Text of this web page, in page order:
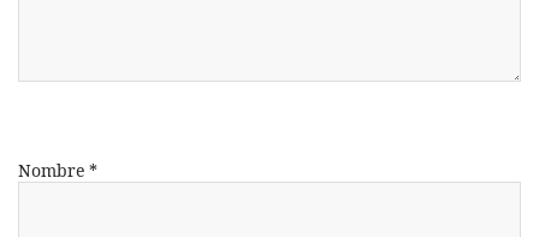
Nombre *